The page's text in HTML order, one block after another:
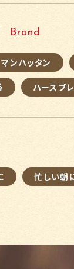
Brand
マンハッタン
ハースブ
忙しい朝